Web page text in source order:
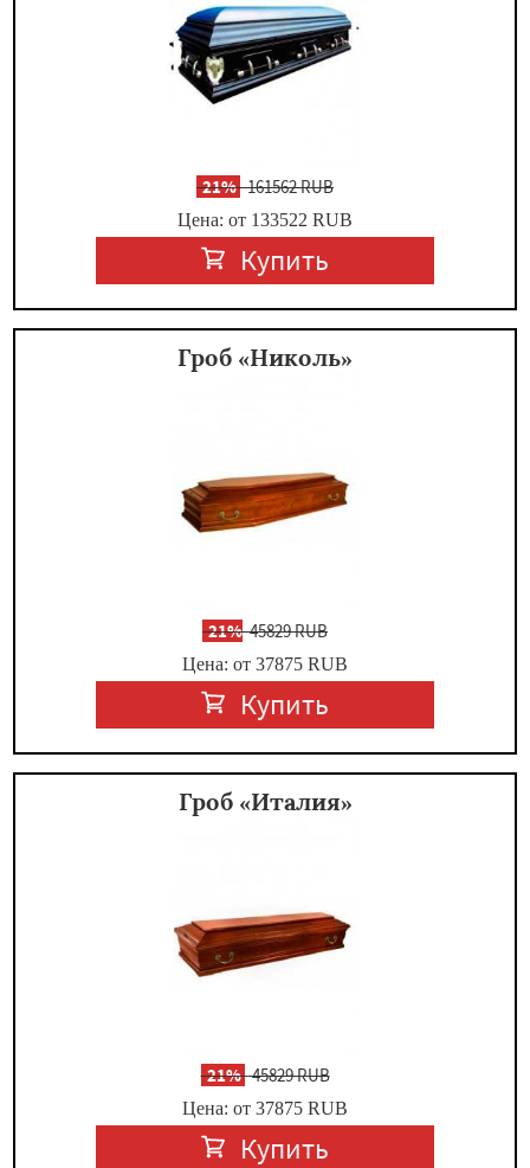
-21%161562 RUB
Цена: от 133522 RUB
Купить
Гроб «Николь»
-21%45829 RUB
Цена: от 37875 RUB
Купить
Гроб «Италия»
-21%45829 RUB
Цена: от 37875 RUB
Купить